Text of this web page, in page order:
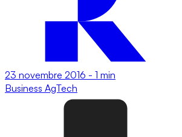
23 novembre 2016 - 1 min
Business AgTech